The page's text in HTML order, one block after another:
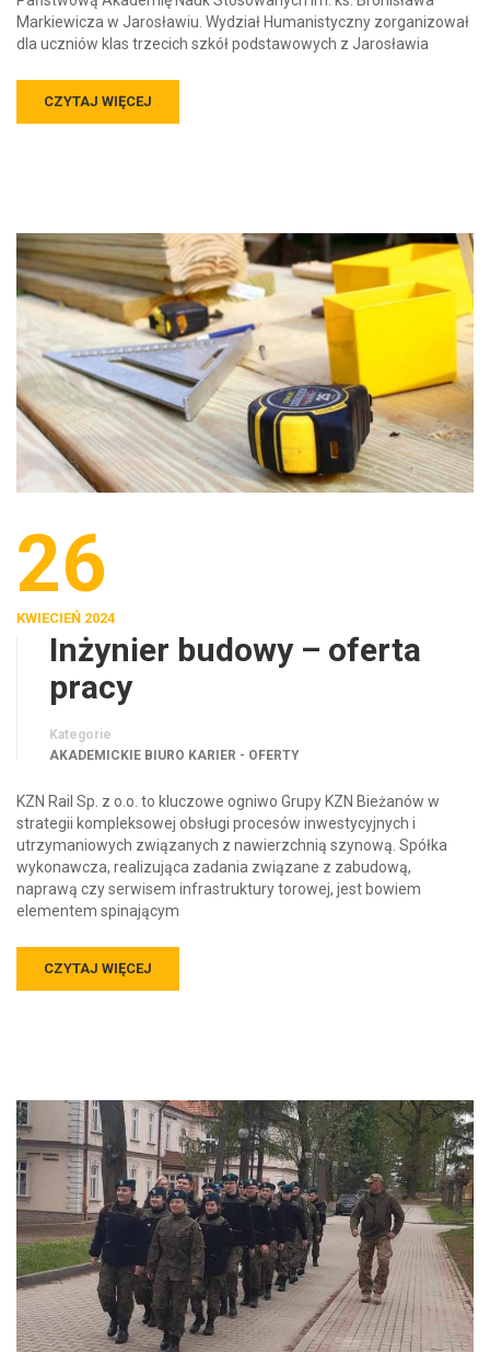
Markiewicza w Jarosławiu. Wydział Humanistyczny zorganizował
dla uczniów klas trzecich szkół podstawowych z Jarosławia
CZYTAJ WIĘCEJ
26
KWIECIEŃ 2024
Inżynier budowy – oferta
pracy
Kategorie
AKADEMICKIE BIURO KARIER - OFERTY
KZN Rail Sp. z o.o. to kluczowe ogniwo Grupy KZN Bieżanów w
strategii kompleksowej obsługi procesów inwestycyjnych i
utrzymaniowych związanych z nawierzchnią szynową. Spółka
wykonawcza, realizująca zadania związane z zabudową,
naprawą czy serwisem infrastruktury torowej, jest bowiem
elementem spinającym
CZYTAJ WIĘCEJ